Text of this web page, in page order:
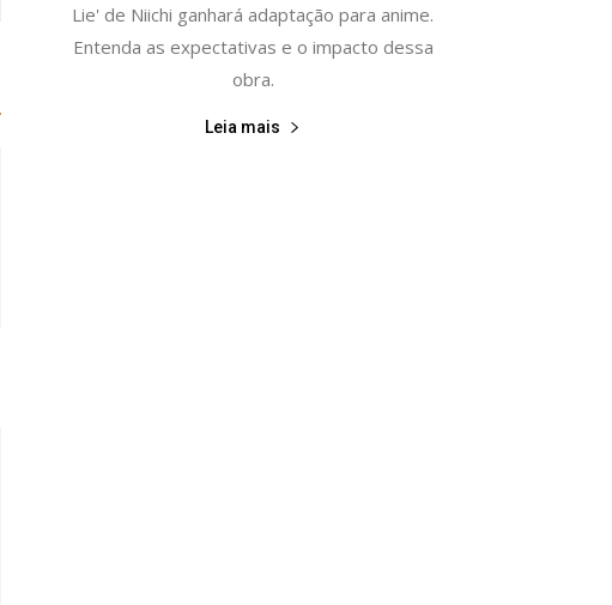
Lie' de Niichi ganhará adaptação para anime.
Entenda as expectativas e o impacto dessa
obra.
Leia mais